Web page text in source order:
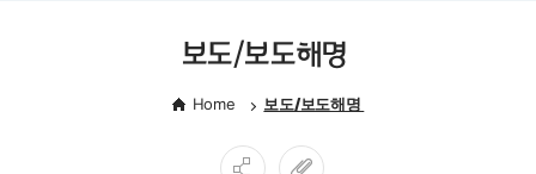
보도/보도해명
Home 보도/보도해명